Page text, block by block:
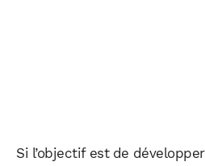
Si l’objectif est de